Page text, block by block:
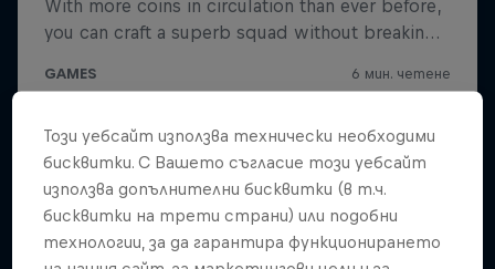
Този уебсайт използва технически необходими
бисквитки. С Вашето съгласие този уебсайт
използва допълнителни бисквитки (в т.ч.
бисквитки на трети страни) или подобни
технологии, за да гарантира функционирането